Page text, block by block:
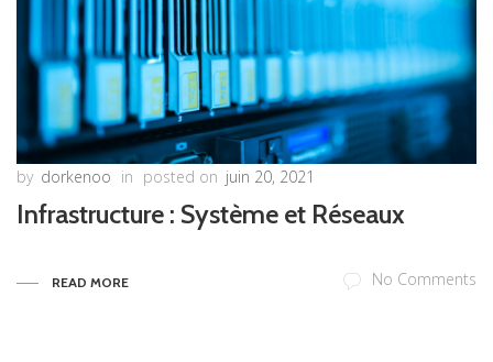
by dorkenoo in posted on juin 20, 2021
Infrastructure : Système et Réseaux
READ MORE No Comments